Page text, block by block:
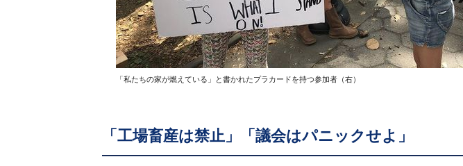
「私たちの家が燃えている」と書かれたプラカードを持つ参加者（右）
「工場畜産は禁止」「議会はパニックせよ」